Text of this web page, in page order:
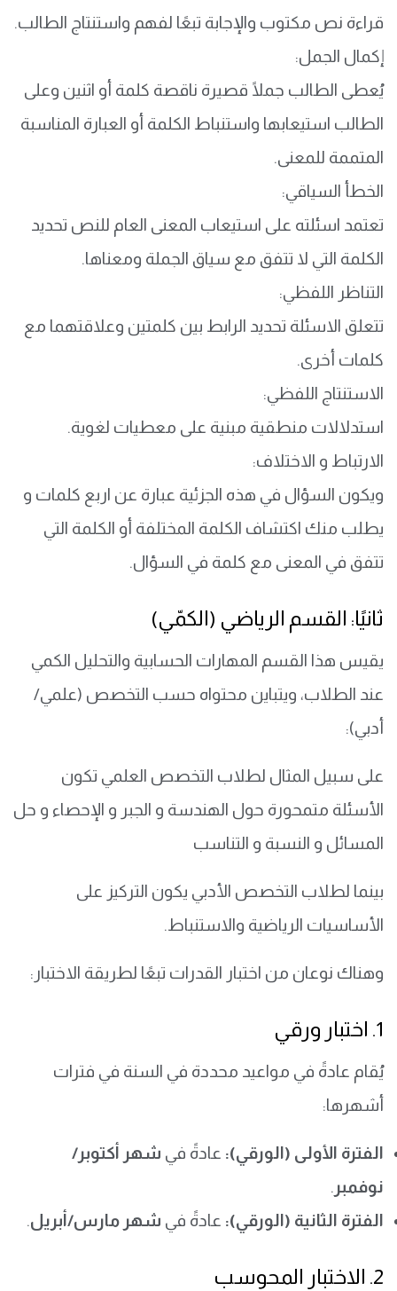
قراءة نص مكتوب والإجابة تبعًا لفهم واستنتاج الطالب.
إكمال الجمل:
يُعطى الطالب جملًا قصيرة ناقصة كلمة أو اثنين وعلى
الطالب استيعابها واستنباط الكلمة أو العبارة المناسبة
المتممة للمعنى.
الخطأ السياقي:
تعتمد اسئلته على استيعاب المعنى العام للنص تحديد
الكلمة التي لا تتفق مع سياق الجملة ومعناها.
التناظر اللفظي:
تتعلق الاسئلة تحديد الرابط بين كلمتين وعلاقتهما مع
كلمات أخرى.
الاستنتاج اللفظي:
استدلالات منطقية مبنية على معطيات لغوية.
الارتباط و الاختلاف:
ويكون السؤال في هذه الجزئية عبارة عن اربع كلمات و
يطلب منك اكتشاف الكلمة المختلفة أو الكلمة التي
تتفق في المعنى مع كلمة في السؤال.
ثانيًا: القسم الرياضي (الكمّي)
يقيس هذا القسم المهارات الحسابية والتحليل الكمي
عند الطلاب، ويتباين محتواه حسب التخصص (علمي/
أدبي):
على سبيل المثال لطلاب التخصص العلمي تكون
الأسئلة متمحورة حول الهندسة و الجبر و الإحصاء و حل
المسائل و النسبة و التناسب
بينما لطلاب التخصص الأدبي يكون التركيز على
الأساسيات الرياضية والاستنباط.
وهناك نوعان من اختبار القدرات تبعًا لطريقة الاختبار:
1. اختبار ورقي
يُقام عادةً في مواعيد محددة في السنة في فترات
أشهرها:
الفترة الأولى (الورقي): عادةً في شهر أكتوبر/
نوفمبر .
الفترة الثانية (الورقي): عادةً في شهر مارس/أبريل.
2. الاختبار المحوسب